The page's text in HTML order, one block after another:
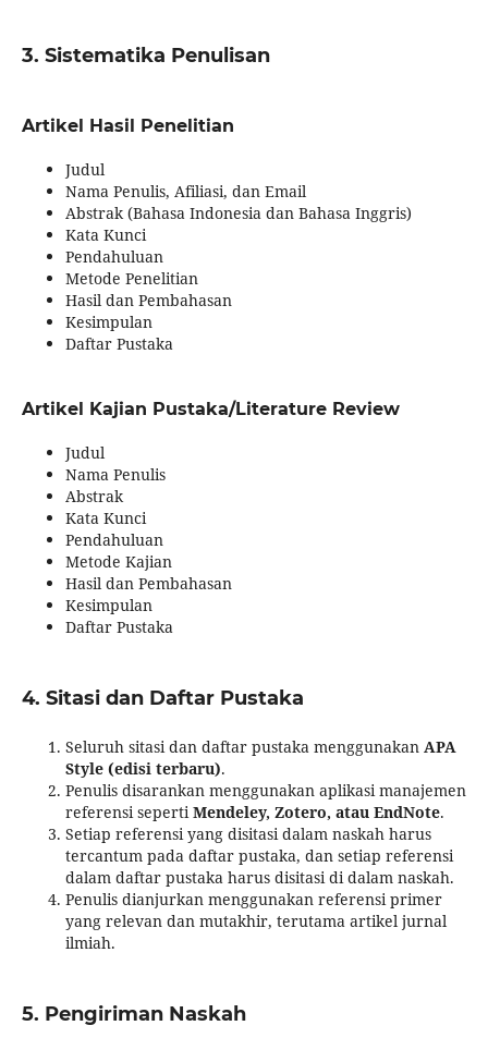
3. Sistematika Penulisan
Artikel Hasil Penelitian
Judul
Nama Penulis, Afiliasi, dan Email
Abstrak (Bahasa Indonesia dan Bahasa Inggris)
Kata Kunci
Pendahuluan
Metode Penelitian
Hasil dan Pembahasan
Kesimpulan
Daftar Pustaka
Artikel Kajian Pustaka/Literature Review
Judul
Nama Penulis
Abstrak
Kata Kunci
Pendahuluan
Metode Kajian
Hasil dan Pembahasan
Kesimpulan
Daftar Pustaka
4. Sitasi dan Daftar Pustaka
Seluruh sitasi dan daftar pustaka menggunakan APA
Style (edisi terbaru).
Penulis disarankan menggunakan aplikasi manajemen
referensi sepertiMendeley, Zotero, atau EndNote.
Setiap referensi yang disitasi dalam naskah harus
tercantum pada daftar pustaka, dan setiap referensi
dalam daftar pustaka harus disitasi di dalam naskah.
Penulis dianjurkan menggunakan referensi primer
yang relevan dan mutakhir, terutama artikel jurnal
ilmiah.
5. Pengiriman Naskah